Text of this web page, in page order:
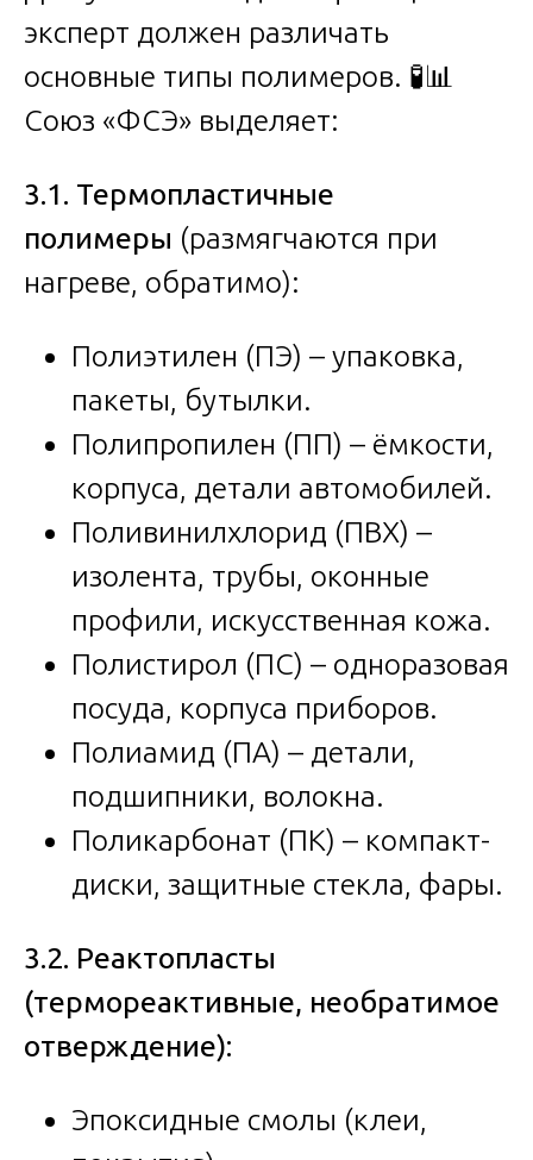
эксперт должен различать
основные типы полимеров. 🧪📊
Союз «ФСЭ» выделяет:
3.1. Термопластичные
полимеры (размягчаются при
нагреве, обратимо):
Полиэтилен (ПЭ) – упаковка,
пакеты, бутылки.
Полипропилен (ПП) – ёмкости,
корпуса, детали автомобилей.
Поливинилхлорид (ПВХ) –
изолента, трубы, оконные
профили, искусственная кожа.
Полистирол (ПС) – одноразовая
посуда, корпуса приборов.
Полиамид (ПА) – детали,
подшипники, волокна.
Поликарбонат (ПК) – компакт-
диски, защитные стекла, фары.
3.2. Реактопласты
(термореактивные, необратимое
отверждение):
Эпоксидные смолы (клеи,